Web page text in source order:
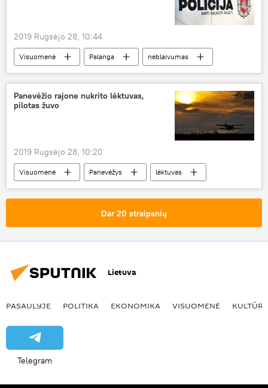
2019 Rugsėjo 28, 10:44
Visuomenė Palanga neblaivumas
Panevėžio rajone nukrito lėktuvas,
pilotas žuvo
2019 Rugsėjo 28, 10:20
Visuomenė Panevėžys lėktuvas
Dar 20 straipsnių
Lietuva
PASAULYJE POLITIKA EKONOMIKA VISUOMENĖ KULTŪRA
Telegram